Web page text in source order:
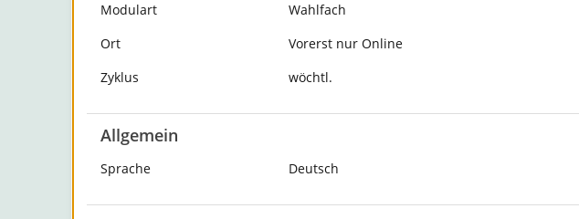
Modulart
Wahlfach
Ort
Vorerst nur Online
Zyklus
wöchtl.
Allgemein
Sprache Deutsch